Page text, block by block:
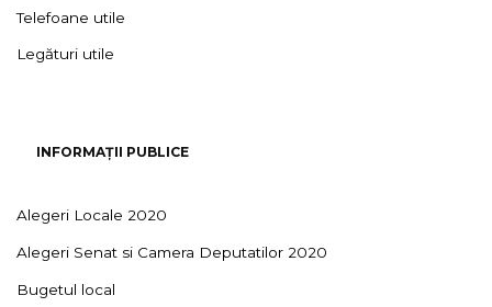
Telefoane utile
Legături utile
INFORMAȚII PUBLICE
Alegeri Locale 2020
Alegeri Senat si Camera Deputatilor 2020
Bugetul local